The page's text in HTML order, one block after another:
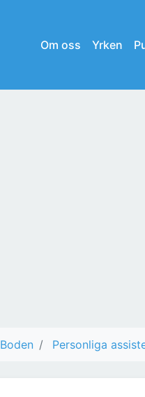
Om oss Yrken
Boden Personliga